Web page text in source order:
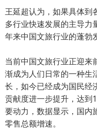
王延超认为，如果具体到
多行业快速发展的主导力
年来中国文旅行业的蓬勃
当前中国文旅行业正迎来
渐成为人们日常的一种生
长，如今已经成为国民经
贡献度进一步提升，达到
要动力，数据显示，国内
零售总额增速。